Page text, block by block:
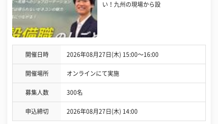
い！九州の現場から設
開催日時 2026年08月27日(木) 15:00〜16:00
開催場所 オンラインにて実施
募集人数 300名
申込締切 2026年08月27日(木) 14:00